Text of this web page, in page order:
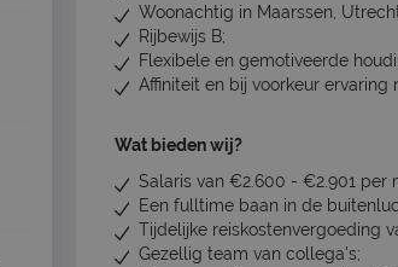
Woonachtig in Maarssen,
Rijbewijs B;
Flexibele en gemotiveerde
Affiniteit en bij voorkeur ervaring
Wat bieden wij?
Salaris van €2.600 - €2.901 per
Een fulltime baan in de
Tijdelijke reiskostenvergoeding
Gezellig team van collega's;